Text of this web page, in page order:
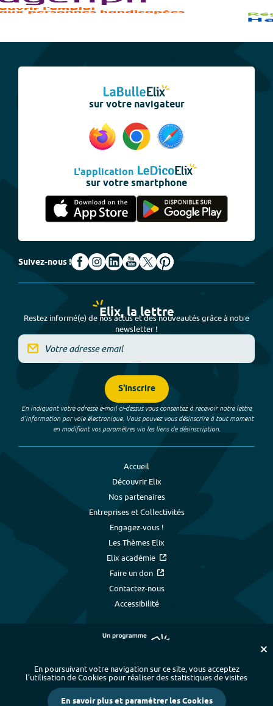
sur votre navigateur
L'application
sur votre smartphone
Suivez-nous !
Elix, la lettre
Restez informé(e) de nos actus et des nouveautés grâce à notre
newsletter !
S'inscrire
En indiquant votre adresse e-mail ci-dessus vous consentez à recevoir notre lettre
d’information par voie électronique. Vous pouvez vous désinscrire à tout moment
en modifiant vos paramètres via les liens de désinscription.
Accueil
Découvrir Elix
Nos partenaires
Entreprises et Collectivités
Engagez-vous !
Les Thèmes Elix
Elix académie
Faire un don
Contactez-nous
Accessibilité
Plan du site - Index alphabétique
-
Mentions légales et données personnelles
- Paramétrer les cookies
En poursuivant votre navigation sur ce site, vous acceptez
l’utilisation de Cookies pour réaliser des statistiques de visites
En savoir plus et paramétrer les Cookies